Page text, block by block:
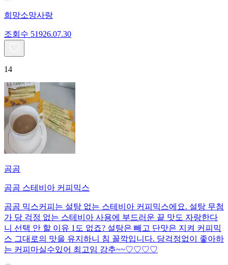
희망소망사랑
조회수 51926.07.30
14
곰곰
곰곰 스테비아 커피믹스
곰곰 믹스커피는 설탕 없는 스테비아 커피믹스에요. 설탕 무첨
가 당 걱정 없는 스테비아 사용에 부드러운 끝 맛도 자랑한다
니 선택 안 할 이유 1도 없죠? 설탕은 빼고 단맛은 지켜 커피믹
스 그대로의 맛을 유지하니 침 꼴깍입니다. 당걱정없이 좋아하
는 커피마실수있어 최고임 강추~~♡♡♡♡